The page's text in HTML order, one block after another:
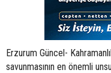
Erzurum Güncel-
savunmasının en önemli